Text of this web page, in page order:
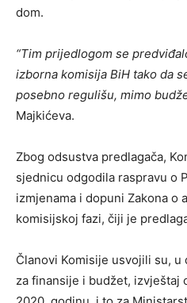
dom.
“Tim prijedlogom se
izborna komisija BiH tako da
posebno regulišu, mimo
Majkićeva.
Zbog odsustva predlagača,
sjednicu odgodila raspravu o
izmjenama i dopuni Zakona o
komisijskoj fazi, čiji je
Članovi Komisije usvojili su,
za finansije i budžet, izvještaj